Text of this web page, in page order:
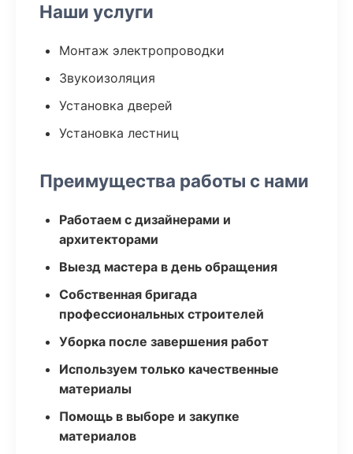
Наши услуги
Монтаж электропроводки
Звукоизоляция
Установка дверей
Установка лестниц
Преимущества работы с нами
Работаем с дизайнерами и
архитекторами
Выезд мастера в день обращения
Собственная бригада
профессиональных строителей
Уборка после завершения работ
Используем только качественные
материалы
Помощь в выборе и закупке
материалов